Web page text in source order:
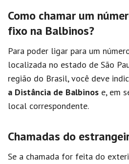
Como chamar um
fixo na Balbinos?
Para poder ligar para um
localizada no estado de São
região do Brasil, você deve
a Distância de Balbinos e, em
local correspondente.
Chamadas do
Se a chamada for feita do